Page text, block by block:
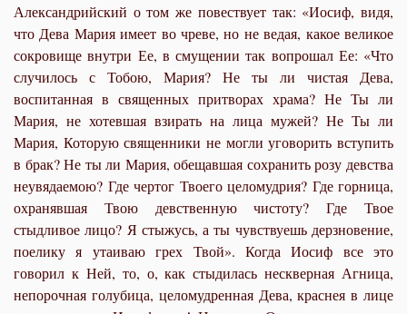
Александрийский о том же повествует так: «Иосиф, видя,
что Дева Мария имеет во чреве, но не ведая, какое великое
сокровище внутри Ее, в смущении так вопрошал Ее: «Что
случилось с Тобою, Мария? Не ты ли чистая Дева,
воспитанная в священных притворах храма? Не Ты ли
Мария, не хотевшая взирать на лица мужей? Не Ты ли
Мария, Которую священники не могли уговорить вступить
в брак? Не ты ли Мария, обещавшая сохранить розу девства
неувядаемою? Где чертог Твоего целомудрия? Где горница,
охранявшая Твою девственную чистоту? Где Твое
стыдливое лицо? Я стыжусь, а ты чувствуешь дерзновение,
поелику я утаиваю грех Твой». Когда Иосиф все это
говорил к Ней, то, о, как стыдилась нескверная Агница,
непорочная голубица, целомудренная Дева, краснея в лице